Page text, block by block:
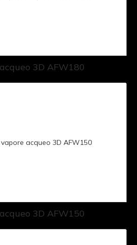
3D AFW180
3D AFW150